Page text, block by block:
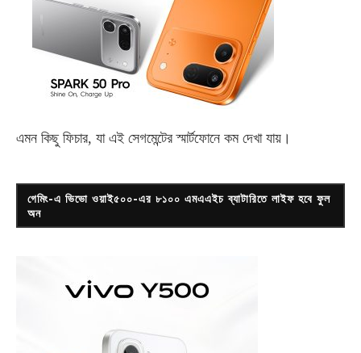
এমন কিছু ফিচার, যা এই সেগমেন্টের স্মার্টফোনে কম দেখা যায়।
গেমিং-এ ভিভো ওয়াই৫০০-এর ৮১০০ এমএএইচ ব্যাটারিতে লাইফ হবে ফুল
অন